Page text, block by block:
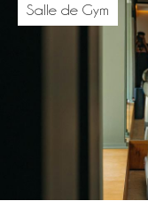
Salle de Gym